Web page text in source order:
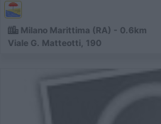
Milano Marittima (RA) - 0.6km
Viale G. Matteotti, 190